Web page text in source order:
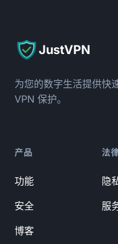
JustVPN
为您的数字生活提供快
VPN 保护。
产品
功能
安全
博客
法
隐
服